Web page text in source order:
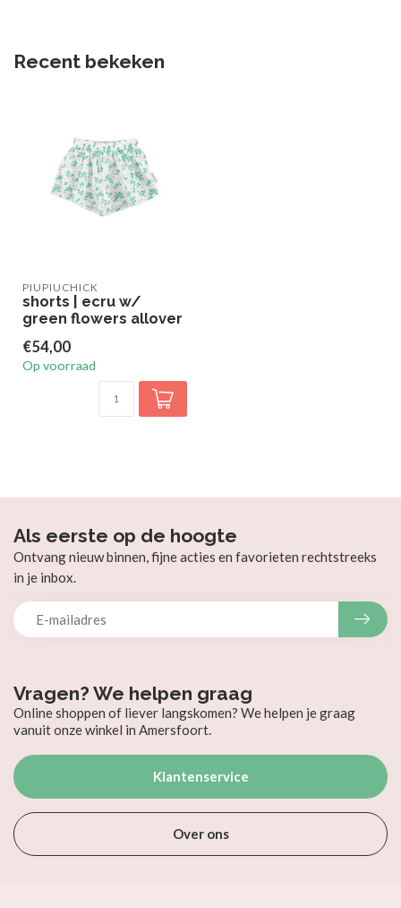
Recent bekeken
PIUPIUCHICK
shorts | ecru w/
green flowers allover
€54,00
Op voorraad
Vragen? We helpen graag
Online shoppen of liever langskomen? We helpen je graag
vanuit onze winkel in Amersfoort.
Klantenservice
Over ons
Als eerste op de hoogte
Ontvang nieuw binnen, fijne acties en favorieten rechtstreeks
in je inbox.